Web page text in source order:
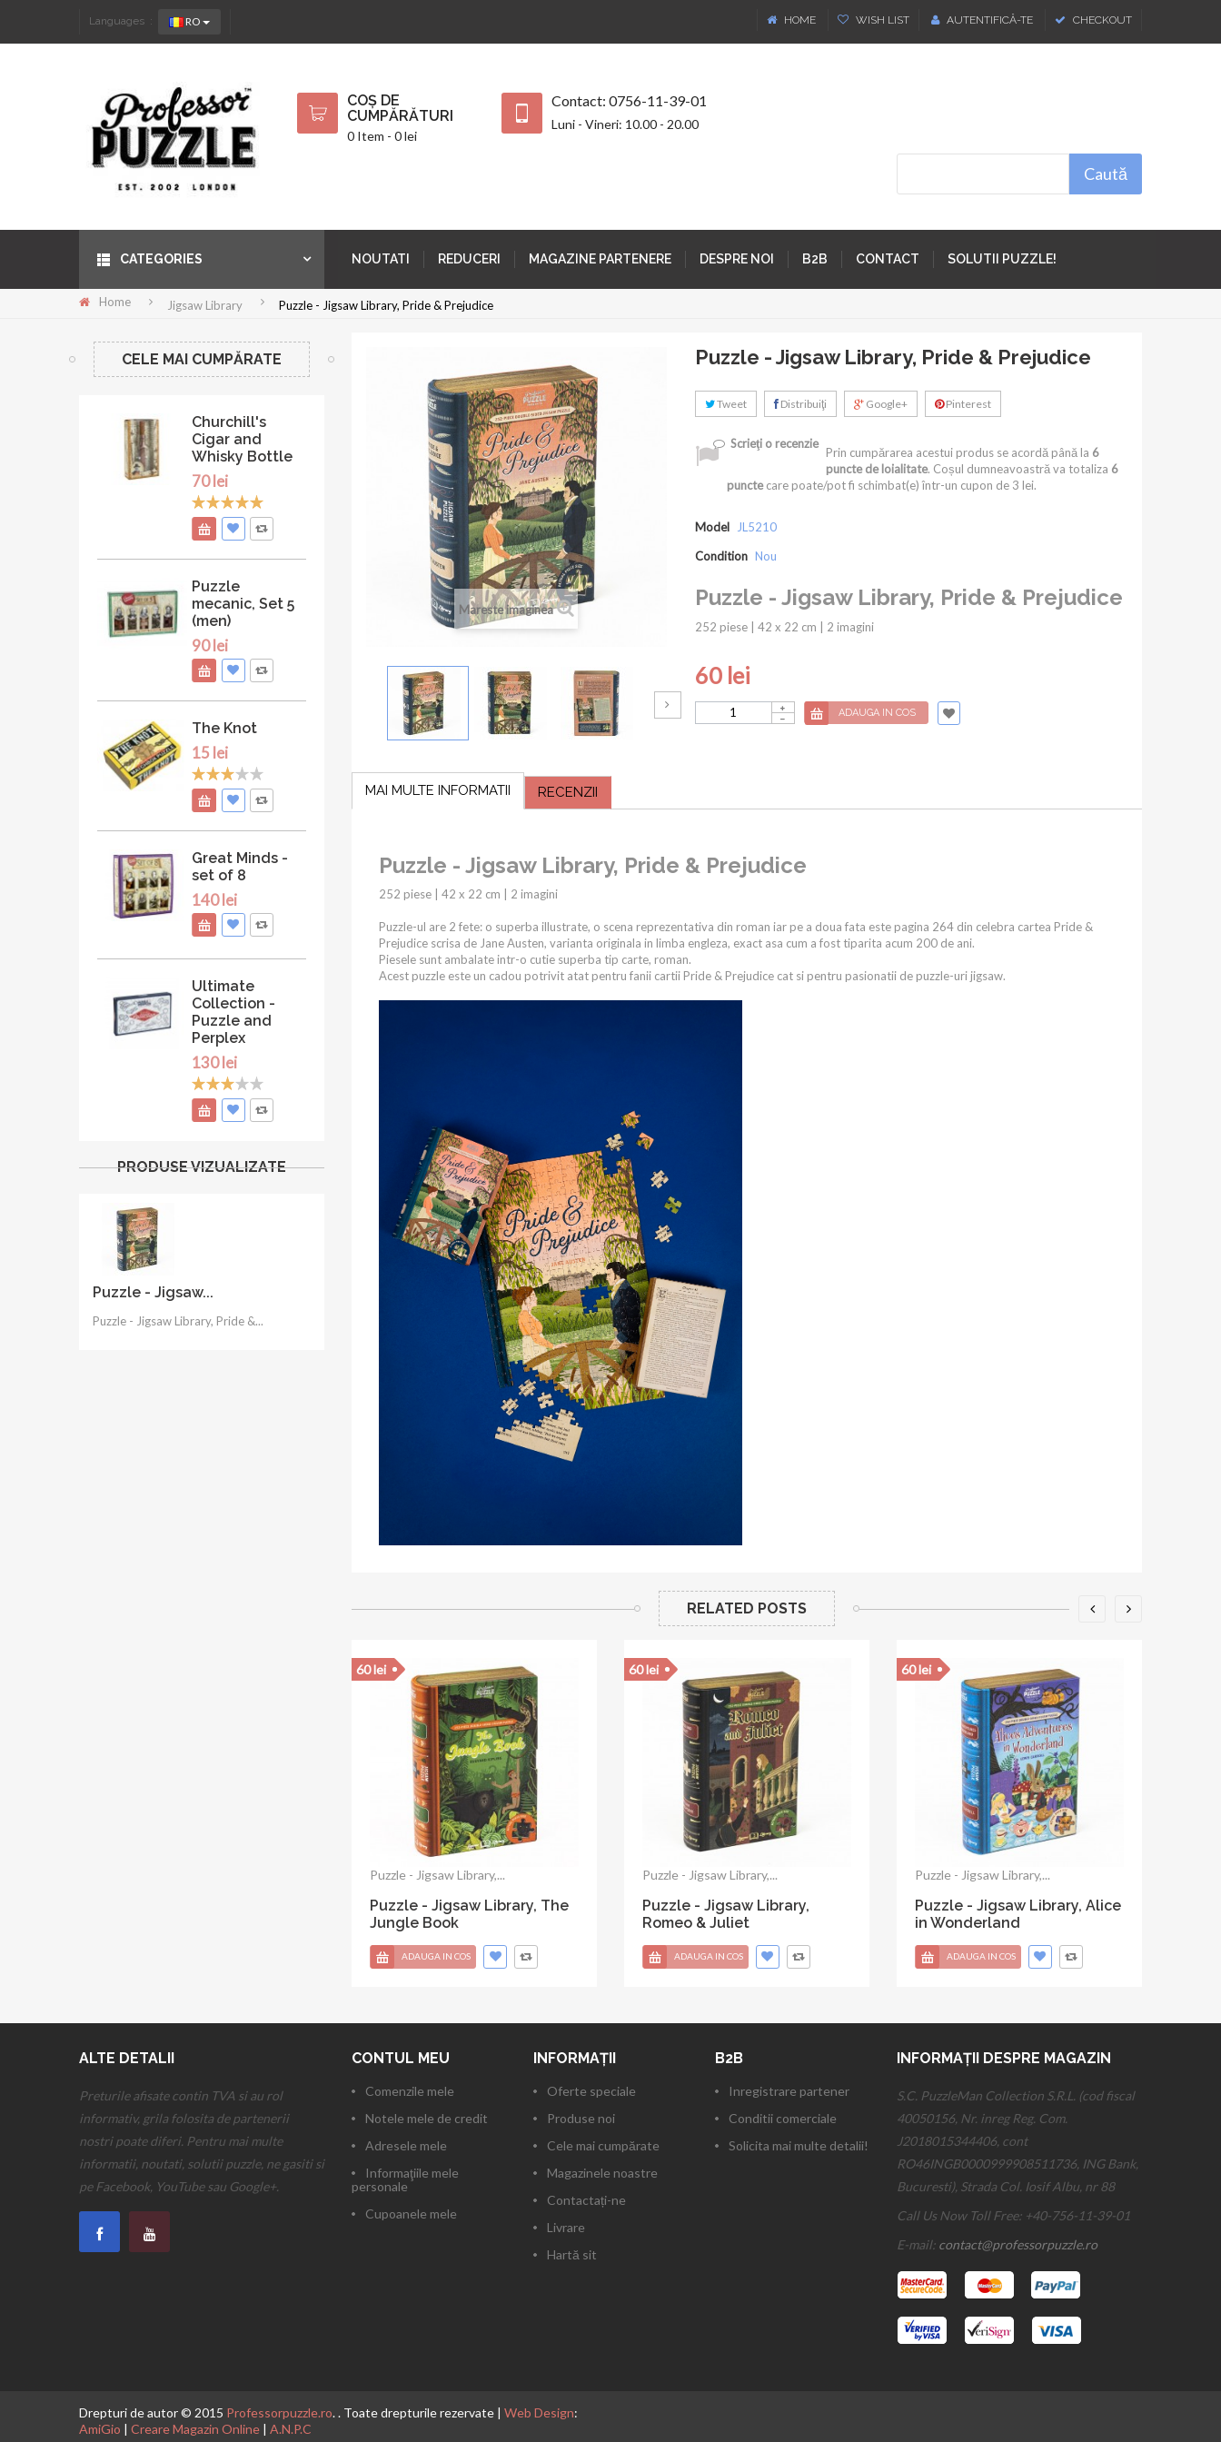
HOME WISH LIST AUTENTIFICĂ-TE CHECKOUT
Languages : RO
COȘ DE
CUMPĂRĂTURI
0 Item - 0 lei
Contact: 0756-11-39-01
Luni - Vineri: 10.00 - 20.00
Caută
CATEGORIES NOUTATI REDUCERI MAGAZINE PARTENERE DESPRE NOI B2B CONTACT SOLUTII PUZZLE!
Home Jigsaw Library Puzzle - Jigsaw Library, Pride & Prejudice
CELE MAI CUMPĂRATE
Churchill's
Cigar and
Whisky Bottle
70 lei
Puzzle
mecanic, Set 5
(men)
90 lei
The Knot
15 lei
Great Minds -
set of 8
140 lei
Ultimate
Collection -
Puzzle and
Perplex
130 lei
PRODUSE VIZUALIZATE
Puzzle - Jigsaw...
Puzzle - Jigsaw Library, Pride &...
Mareste imaginea
Puzzle - Jigsaw Library, Pride & Prejudice
Tweet Distribuiţi Google+ Pinterest
Scrieţi o recenzie
Prin cumpărarea acestui produs se acordă până la 6
puncte de loialitate. Coșul dumneavoastră va totaliza 6
punctecare poate/pot fi schimbat(e) într-un cupon de 3 lei.
Model JL5210
Condition Nou
Puzzle - Jigsaw Library, Pride & Prejudice
252 piese | 42 x 22 cm | 2 imagini
60 lei
ADAUGA IN COS
MAI MULTE INFORMATII RECENZII
Puzzle - Jigsaw Library, Pride & Prejudice
252 piese | 42 x 22 cm | 2 imagini
Puzzle-ul are 2 fete: o superba illustrate, o scena reprezentativa din roman iar pe a doua fata este pagina 264 din celebra cartea Pride &
Prejudice scrisa de Jane Austen, varianta originala in limba engleza, exact asa cum a fost tiparita acum 200 de ani.
Piesele sunt ambalate intr-o cutie superba tip carte, roman.
Acest puzzle este un cadou potrivit atat pentru fanii cartii Pride & Prejudice cat si pentru pasionatii de puzzle-uri jigsaw.
RELATED POSTS
Puzzle - Jigsaw Library, A...
Puzzle - Jigsaw Library, A
Christmas Carol
60 lei
ADAUGA IN COS
Puzzle - Jigsaw Library,...
Puzzle - Jigsaw Library, Kids
Trilogy
140 lei
ADAUGA IN COS
Puzzle - Jigsaw Library,...
Puzzle - Jigsaw Library, The
Wonderful...
60 lei
ADAUGA IN COS
ALTE DETALII
Preturile afisate contin TVA si au rol
informativ, grila folosita de partenerii
nostri poate diferi. Pentru mai multe
informatii, noutati, solutii puzzle, ne gasiti si
pe Facebook, YouTube sau Google+.
CONTUL MEU
Comenzile mele
Notele mele de credit
Adresele mele
Informaţiile mele
personale
Cupoanele mele
INFORMAŢII
Oferte speciale
Produse noi
Cele mai cumpărate
Magazinele noastre
Contactați-ne
Livrare
Hartă sit
B2B
Inregistrare partener
Conditii comerciale
Solicita mai multe detalii!
INFORMAȚII DESPRE MAGAZIN
S.C. PuzzleMan Collection S.R.L. (cod fiscal
40050156, Nr. inreg Reg. Com.
J2018015344406, cont
RO46INGB0000999908511736, ING Bank,
Bucuresti), Strada Col. Iosif Albu, nr 88
Call Us Now Toll Free: +40-756-11-39-01
E-mail: contact@professorpuzzle.ro
Drepturi de autor © 2015 Professorpuzzle.ro. . Toate drepturile rezervate | Web Design:
AmiGio | Creare Magazin Online | A.N.P.C